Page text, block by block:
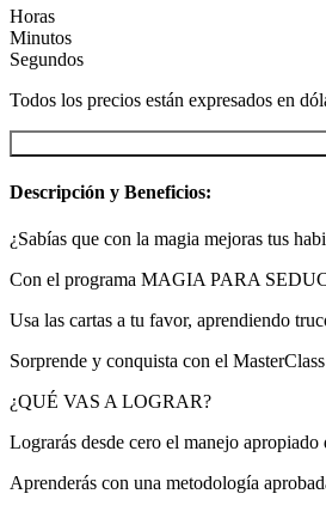
Horas
Minutos
Segundos
Todos los precios están expresados en
Descripción y Beneficios:
¿Sabías que con la magia mejoras tus
Con el programa MAGIA PARA
Usa las cartas a tu favor, aprendiendo
Sorprende y conquista con el
¿QUÉ VAS A LOGRAR?
Lograrás desde cero el manejo apropiado
Aprenderás con una metodología